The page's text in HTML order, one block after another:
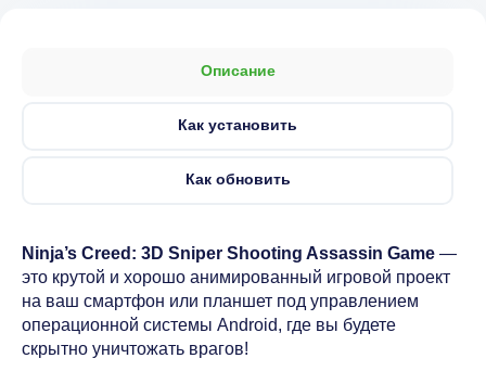
Описание
Как установить
Как обновить
Ninja’s Creed: 3D Sniper Shooting Assassin Game —
это крутой и хорошо анимированный игровой проект
на ваш смартфон или планшет под управлением
операционной системы Android, где вы будете
скрытно уничтожать врагов!